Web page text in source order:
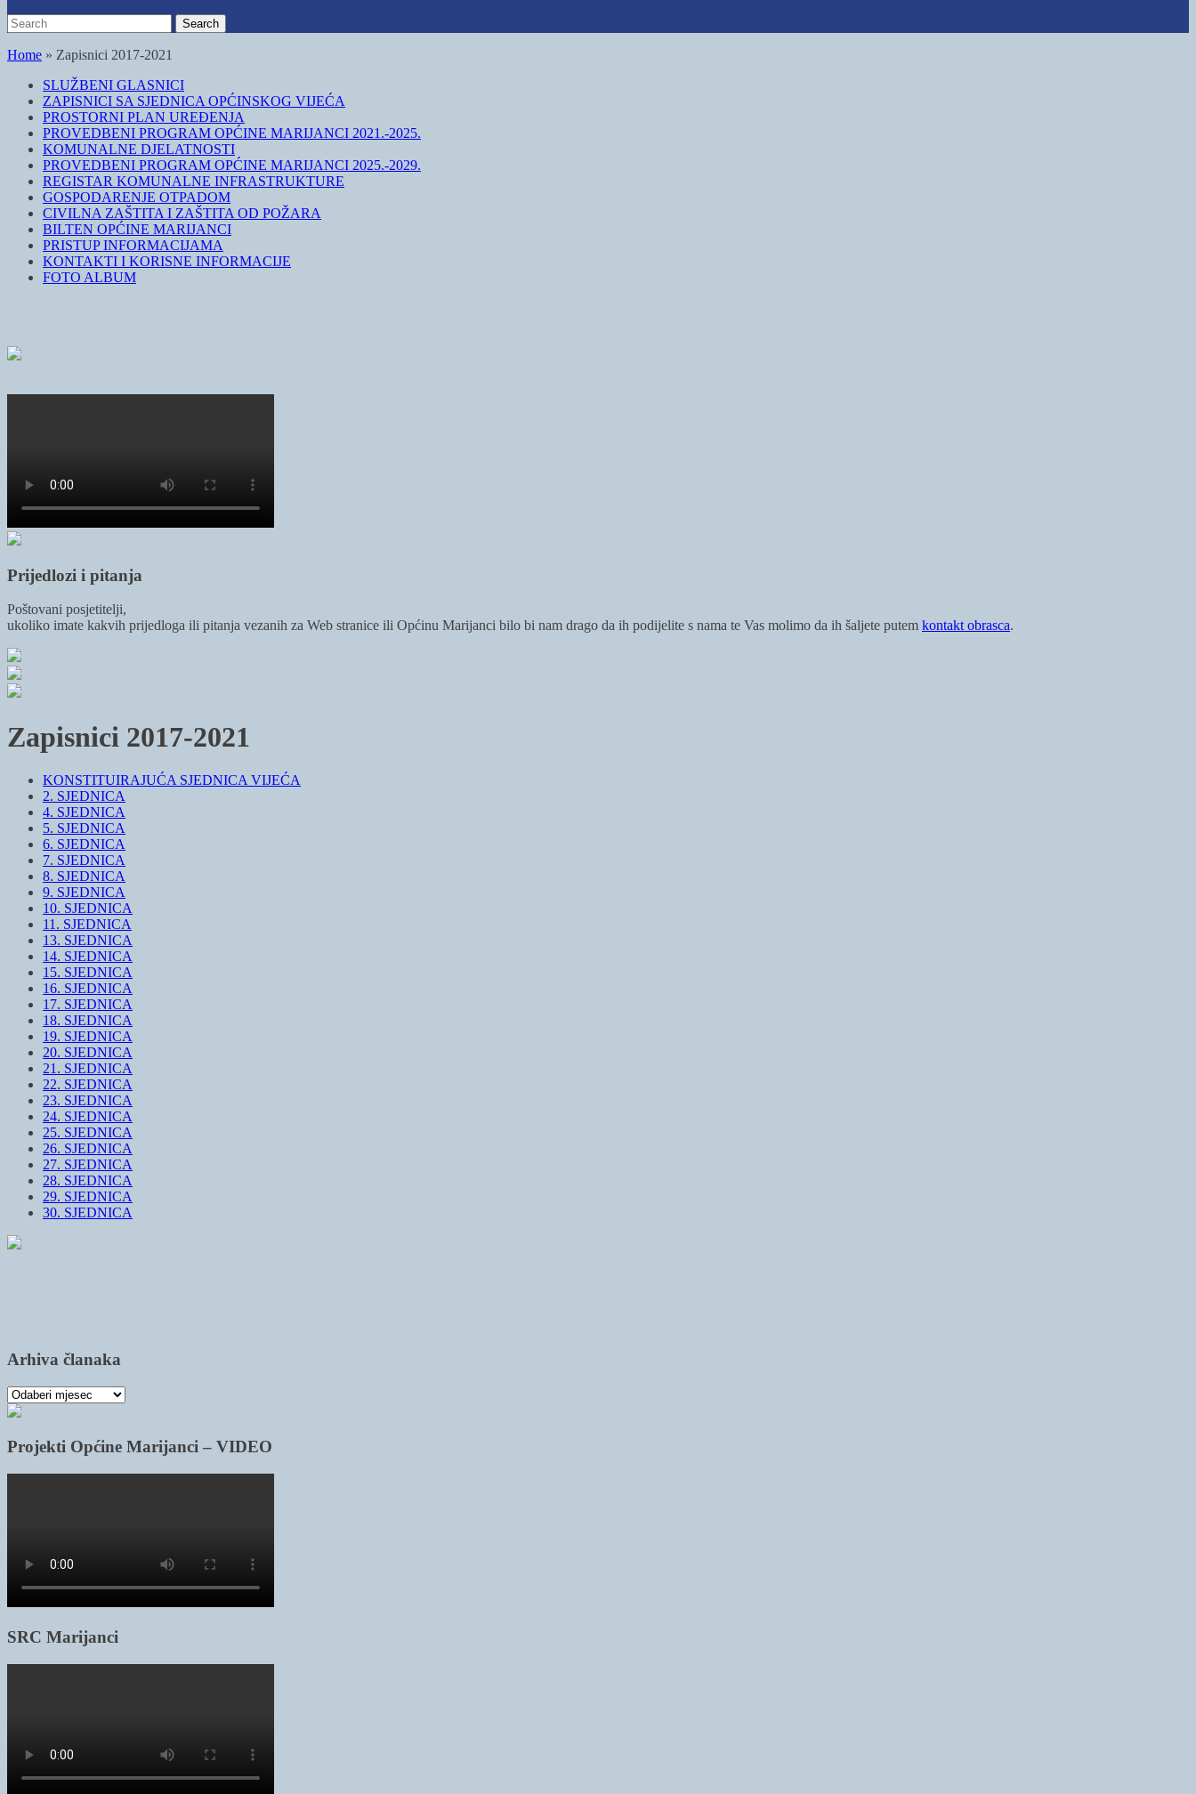
Search
for:
Search
Home » Zapisnici 2017-2021
SLUŽBENI GLASNICI
ZAPISNICI SA SJEDNICA OPĆINSKOG VIJEĆA
PROSTORNI PLAN UREĐENJA
PROVEDBENI PROGRAM OPĆINE MARIJANCI 2021.-2025.
KOMUNALNE DJELATNOSTI
PROVEDBENI PROGRAM OPĆINE MARIJANCI 2025.-2029.
REGISTAR KOMUNALNE INFRASTRUKTURE
GOSPODARENJE OTPADOM
CIVILNA ZAŠTITA I ZAŠTITA OD POŽARA
BILTEN OPĆINE MARIJANCI
PRISTUP INFORMACIJAMA
KONTAKTI I KORISNE INFORMACIJE
FOTO ALBUM
Prijedlozi i pitanja
Poštovani posjetitelji,
ukoliko imate kakvih prijedloga ili pitanja vezanih za Web stranice ili Općinu Marijanci bilo bi nam drago da ih podijelite s nama te Vas molimo da ih šaljete putem kontakt obrasca.
Zapisnici 2017-2021
KONSTITUIRAJUĆA SJEDNICA VIJEĆA
2. SJEDNICA
4. SJEDNICA
5. SJEDNICA
6. SJEDNICA
7. SJEDNICA
8. SJEDNICA
9. SJEDNICA
10. SJEDNICA
11. SJEDNICA
13. SJEDNICA
14. SJEDNICA
15. SJEDNICA
16. SJEDNICA
17. SJEDNICA
18. SJEDNICA
19. SJEDNICA
20. SJEDNICA
21. SJEDNICA
22. SJEDNICA
23. SJEDNICA
24. SJEDNICA
25. SJEDNICA
26. SJEDNICA
27. SJEDNICA
28. SJEDNICA
29. SJEDNICA
30. SJEDNICA
Arhiva članaka
Arhiva
članaka
Projekti Općine Marijanci – VIDEO
SRC Marijanci